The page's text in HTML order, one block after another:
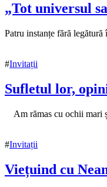
„Tot universul
18
noiembrie
Patru instanțe fără
#Invitații
Sufletul lor,
noiembrie
Am rămas cu ochii mari
#Invitații
Viețuind cu